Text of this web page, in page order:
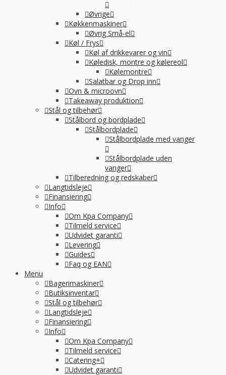
Øvrige
Køkkenmaskiner
Øvrig Små-el
Køl / Frys
Køl af drikkevarer og vin
Køledisk, montre og kølereol
Kølemontre
Salatbar og Drop inn
Ovn & microovn
Takeaway produktion
Stål og tilbehør
Stålbord og bordplade
Stålbordplade
Stålbordplade med vanger
Stålbordplade uden
vanger
Tilberedning og redskaber
Langtidsleje
Finansiering
Info
Om Kpa Company
Tilmeld service
Udvidet garanti
Levering
Guides
Faq og EAN
Menu
Bagerimaskiner
Butiksinventar
Stål og tilbehør
Langtidsleje
Finansiering
Info
Om Kpa Company
Tilmeld service
Catering+
Udvidet garanti